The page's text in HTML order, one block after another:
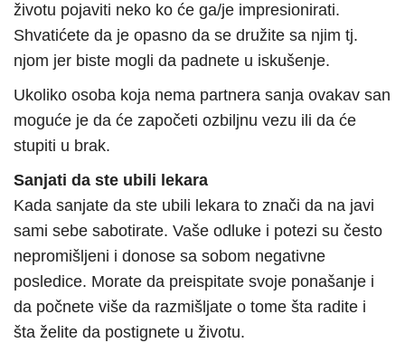
životu pojaviti neko ko će ga/je impresionirati.
Shvatićete da je opasno da se družite sa njim tj.
njom jer biste mogli da padnete u iskušenje.
Ukoliko osoba koja nema partnera sanja ovakav san
moguće je da će započeti ozbiljnu vezu ili da će
stupiti u brak.
Sanjati da ste ubili lekara
Kada sanjate da ste ubili lekara to znači da na javi
sami sebe sabotirate. Vaše odluke i potezi su često
nepromišljeni i donose sa sobom negativne
posledice. Morate da preispitate svoje ponašanje i
da počnete više da razmišljate o tome šta radite i
šta želite da postignete u životu.